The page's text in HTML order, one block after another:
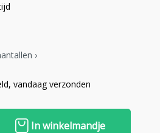
›
vandaag verzonden
In winkelmandje